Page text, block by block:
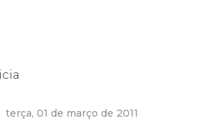
terça, 01 de março de 2011